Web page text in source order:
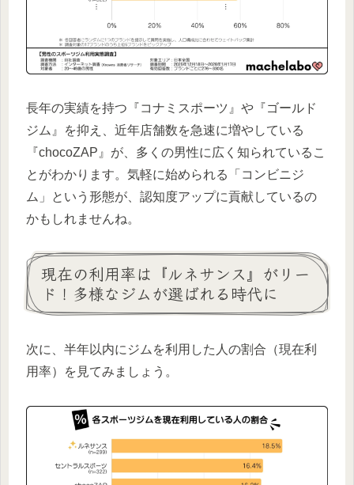
長年の実績を持つ『コナミスポーツ』や『ゴールド
ジム』を抑え、近年店舗数を急速に増やしている
『chocoZAP』が、多くの男性に広く知られているこ
とがわかります。気軽に始められる「コンビニジ
ム」という形態が、認知度アップに貢献しているの
かもしれませんね。
現在の利用率は『ルネサンス』がリー
ド！多様なジムが選ばれる時代に
次に、半年以内にジムを利用した人の割合（現在利
用率）を見てみましょう。